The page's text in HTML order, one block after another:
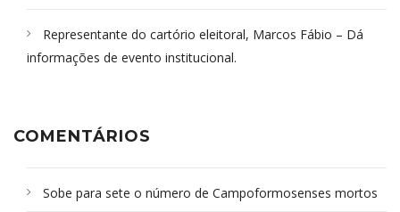
Representante do cartório eleitoral, Marcos Fábio – Dá
informações de evento institucional.
COMENTÁRIOS
Sobe para sete o número de Campoformosenses mortos